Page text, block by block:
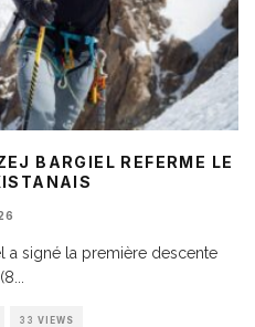
BARGIEL REFERME LE
a signé la première descente
33 VIEWS